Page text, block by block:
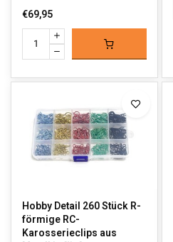
€69,95
Hobby Detail 260 Stück R-
förmige RC-
Karosserieclips aus